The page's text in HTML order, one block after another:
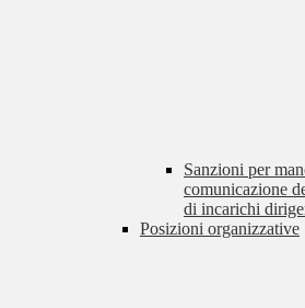
Sanzioni per
comunicazione
di incarichi
Posizioni organizzative